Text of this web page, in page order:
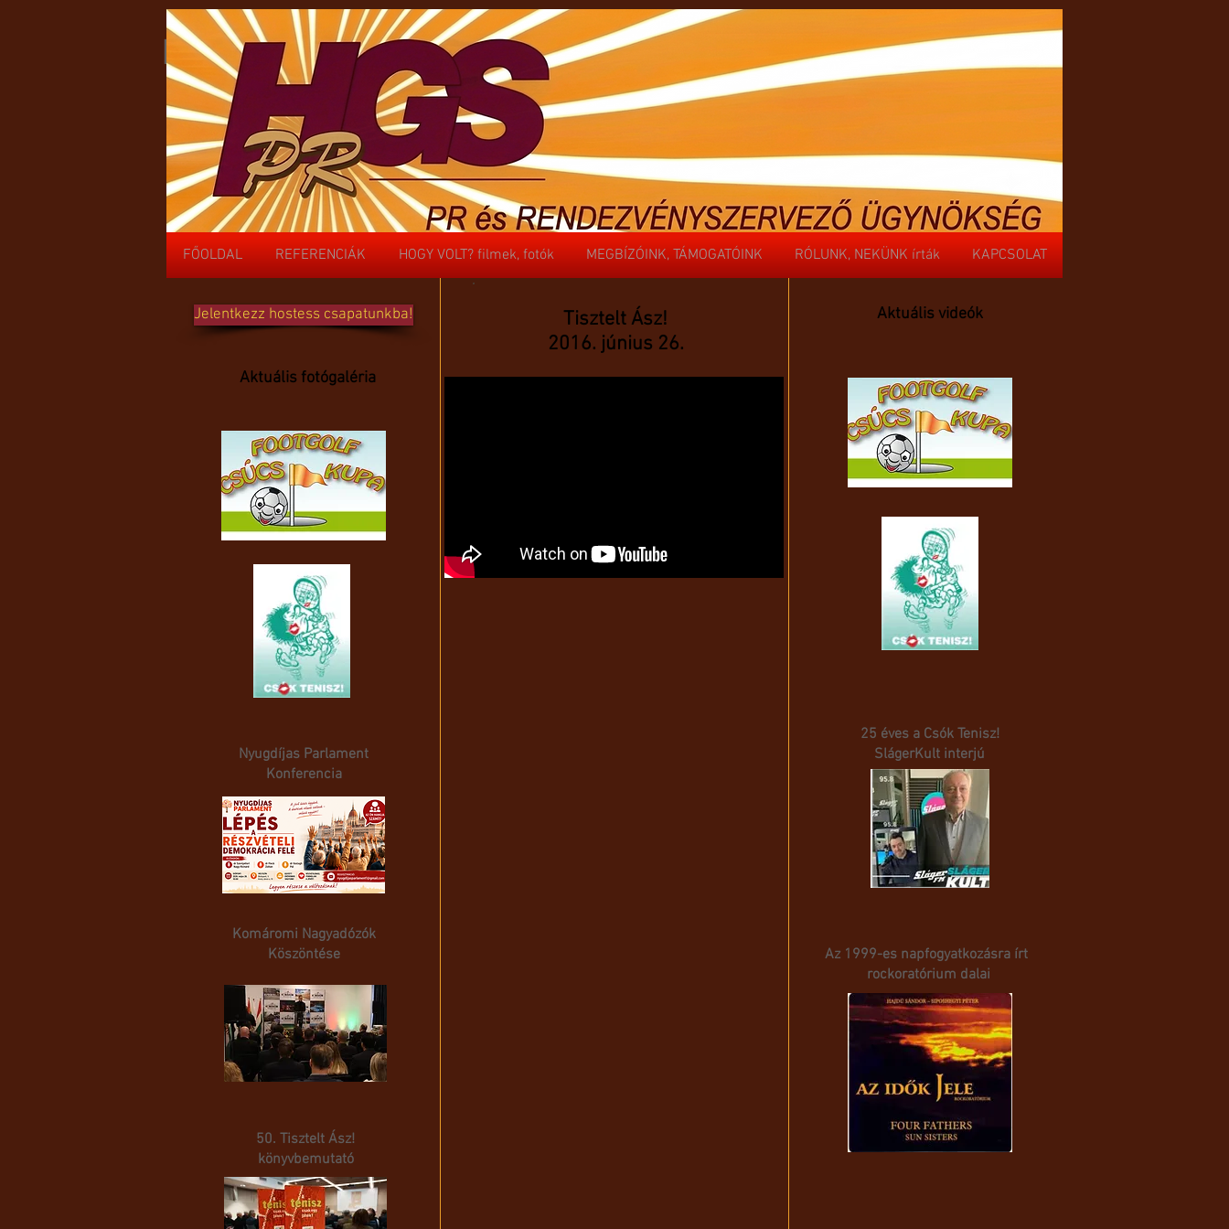
HGSPR
FŐOLDAL REFERENCIÁK HOGY VOLT? filmek, fotók MEGBÍZÓINK, TÁMOGATÓINK RÓLUNK, NEKÜNK írták KAPCSOLAT
Tisztelt Ász!
2016. június 26.
Aktuális videók
Aktuális fotógaléria
FŐOLDAL REFERENCIÁK HOGY VOLT? filmek, fotók MEGBÍZÓINK, TÁMOGATÓINK RÓLUNK, NEKÜNK írták KAPCSOLAT
Jelentkezz hostess csapatunkba!
25 éves a Csók Tenisz!
SlágerKult interjú
50. Tisztelt Ász!
könyvbemutató
Nyugdíjas Parlament
Konferencia
Az 1999-es napfogyatkozásra írt
rockoratórium dalai
Komáromi Nagyadózók
Köszöntése